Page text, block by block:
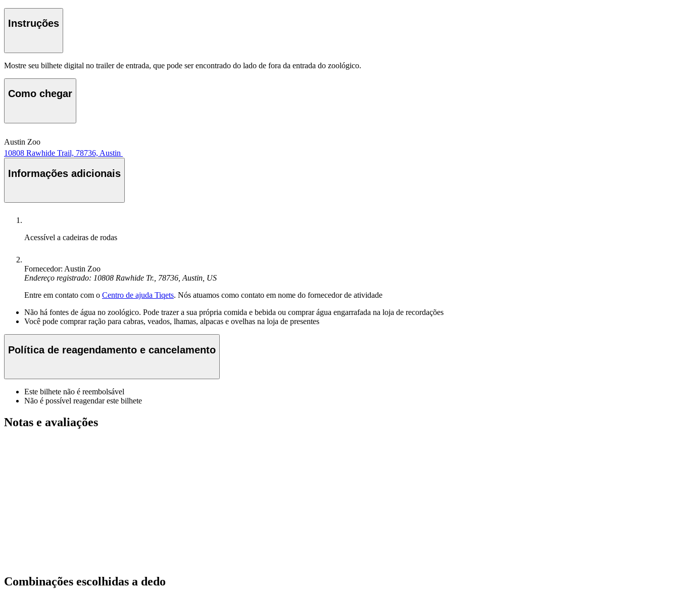
Instruções
Mostre seu bilhete digital no trailer de entrada, que pode ser encontrado do lado de fora da entrada do zoológico.
Como chegar
Austin Zoo
10808 Rawhide Trail, 78736, Austin
Informações adicionais
Acessível a cadeiras de rodas
Fornecedor: Austin Zoo
Endereço registrado: 10808 Rawhide Tr., 78736, Austin, US
Entre em contato com o Centro de ajuda Tiqets. Nós atuamos como contato em nome do fornecedor de atividade
Não há fontes de água no zoológico. Pode trazer a sua própria comida e bebida ou comprar água engarrafada na loja de recordações
Você pode comprar ração para cabras, veados, lhamas, alpacas e ovelhas na loja de presentes
Política de reagendamento e cancelamento
Este bilhete não é reembolsável
Não é possível reagendar este bilhete
Notas e avaliações
Combinações escolhidas a dedo